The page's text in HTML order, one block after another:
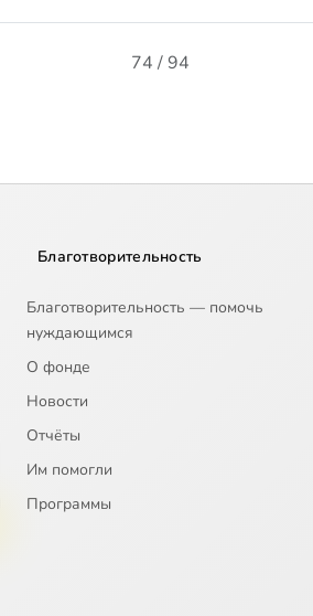
74 / 94
Благотворительность
Благотворительность — помочь
нуждающимся
О фонде
Новости
Отчёты
Им помогли
Программы